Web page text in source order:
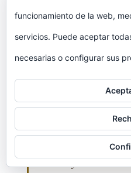
Adiós a un
«Siempre me
del tiempo, que sin
destruye. Todos
funcionamiento de la web,
servicios. Puede aceptar
necesarias o configurar sus